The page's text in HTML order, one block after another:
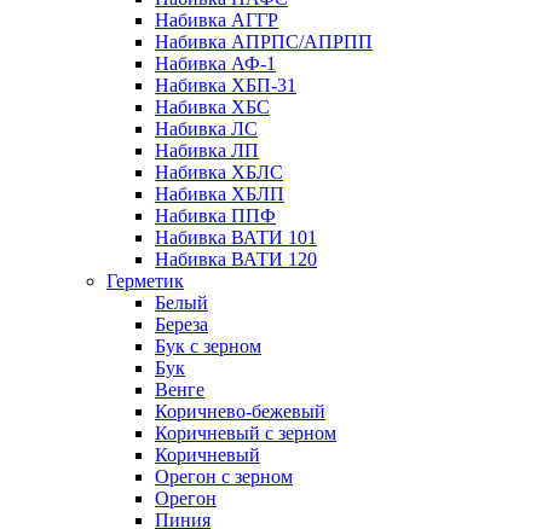
Набивка АГГР
Набивка АПРПС/АПРПП
Набивка АФ-1
Набивка ХБП-31
Набивка ХБС
Набивка ЛС
Набивка ЛП
Набивка ХБЛС
Набивка ХБЛП
Набивка ППФ
Набивка ВАТИ 101
Набивка ВАТИ 120
Герметик
Белый
Береза
Бук с зерном
Бук
Венге
Коричнево-бежевый
Коричневый с зерном
Коричневый
Орегон с зерном
Орегон
Пиния